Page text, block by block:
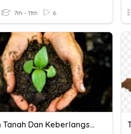
7th - 11th 6
Latihan Tanah Dan Keberlangsungan Kehidupan